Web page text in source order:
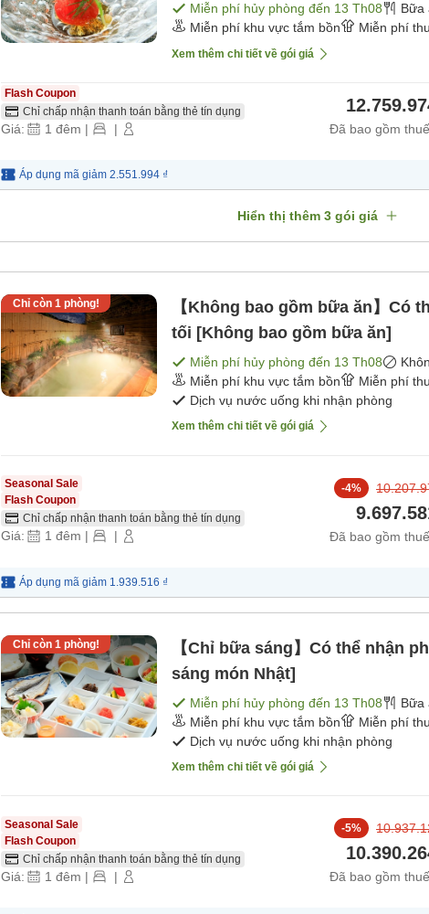
Miễn phí hủy phòng đến 13 Th08 Bữa
Miễn phí khu vực tắm bồn
Miễn phí
Xem thêm chi tiết về gói giá
Flash Coupon
Chỉ chấp nhận thanh toán bằng thẻ tín dụng
Giá: 1 đêm | | Đã bao gồm
Áp dụng mã giảm 2.551.994 ₫
Hiển thị thêm 3 gói giá
Chỉ còn 1phòng!
【Không bao gồm bữa ăn】Có
tối [Không bao gồm bữa ăn]
Miễn phí hủy phòng đến 13 Th08
Miễn phí khu vực tắm bồn
Miễn phí
Dịch vụ nước uống khi nhận phòng
Xem thêm chi tiết về gói giá
Seasonal Sale
Flash Coupon
Chỉ chấp nhận thanh toán bằng thẻ tín dụng
Giá: 1 đêm | |
-4%
Đã bao gồm
Áp dụng mã giảm 1.939.516 ₫
Chỉ còn 1 phòng!
【Chỉ bữa sáng】Có thể nhận
sáng món Nhật]
Miễn phí hủy phòng đến 13 Th08 Bữa
Miễn phí khu vực tắm bồn
Miễn phí
Dịch vụ nước uống khi nhận phòng
Xem thêm chi tiết về gói giá
Seasonal Sale
Flash Coupon
Chỉ chấp nhận thanh toán bằng thẻ tín dụng
Giá: 1 đêm | |
-5%
Đã bao gồm